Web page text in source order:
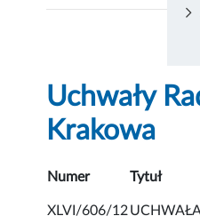
Uchwały
Krakowa
Numer Tytuł
XLVI/606/12